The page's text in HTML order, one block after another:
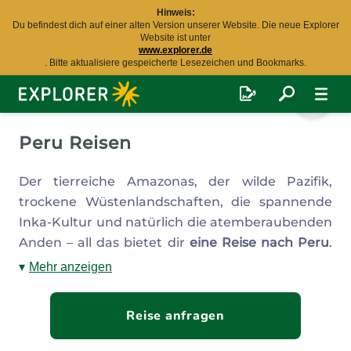
Hinweis:
Du befindest dich auf einer alten Version unserer Website. Die neue Explorer
Website ist unter
www.explorer.de
. Bitte aktualisiere gespeicherte Lesezeichen und Bookmarks.
Explorer
Fernreisen
Peru Reisen
Der tierreiche Amazonas, der wilde Pazifik,
trockene Wüstenlandschaften, die spannende
Inka-Kultur und natürlich die atemberaubenden
Anden – all das bietet dir eine Reise nach Peru.
Dassüdamerikanische Land
nach deinen Wünschen und Bedürfnissen die
Hauptaugenmerke auf die jeweiligen Regionen
Mehr anzeigen
Reise anfragen